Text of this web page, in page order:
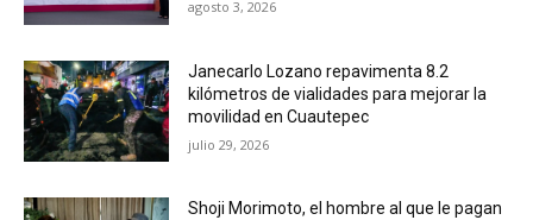
agosto 3, 2026
Janecarlo Lozano repavimenta 8.2
kilómetros de vialidades para mejorar la
movilidad en Cuautepec
julio 29, 2026
Shoji Morimoto, el hombre al que le pagan